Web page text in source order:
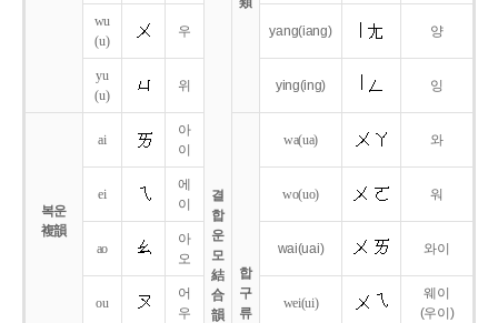
결
합
운
모
結
合
韻
wu
(u)
우 yang(iang) 양
yu
(u)
위 ying(ing) 잉
복운
複韻
ai
아
이
합
구
류
wa(ua) 와
ei
에
이
wo(uo) 워
ao
아
오
wai(uai) 와이
ou
어
우
wei(ui)
웨이
(우이)